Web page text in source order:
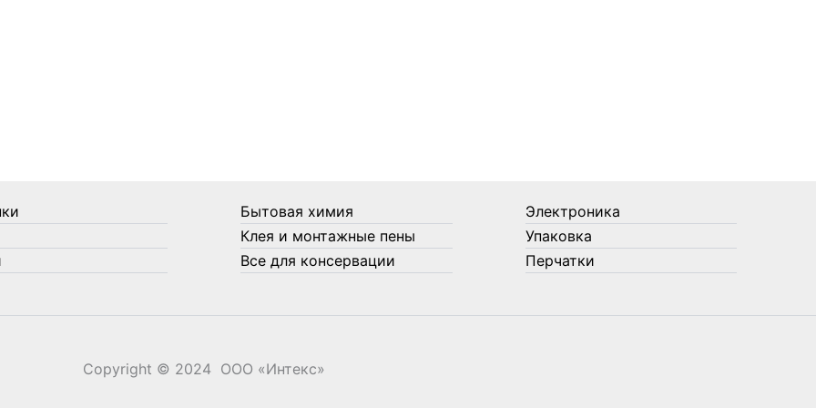
Бытовая химия
Клея и монтажные пены
Все для консервации
Электроника
Упаковка
Перчатки
Copyright © 2024 ООО «‎Интекс»‎